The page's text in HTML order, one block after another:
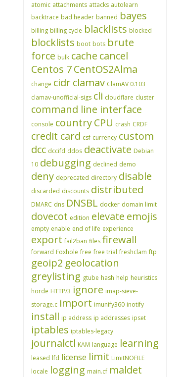
atomic attachments attacks autolearn
backtrace bad header banned bayes
billing billing cycle blacklists blocked
blocklists boot bots brute
force bulk cache cancel
Centos 7CentOS2Alma
change cidrclamav ClamAV 0.103
clamav-unofficial-sigs cli cloudflare cluster
command line interface
console countryCPU crash CRDF
credit card csf currency custom
dcc dccifd ddos deactivate Debian
10 debugging declined demo
deny deprecated directory disable
discarded discounts distributed
DMARC dns DNSBL docker domain limit
dovecot edition elevate emojis
empty enable end of life experience
export fail2ban files firewall
forward Foxhole free free trial freshclam ftp
geoip2 geolocation
greylisting gtube hash help heuristics
horde HTTP/3 ignore imap-sieve-
storage.c import imunify360 inotify
install ip address ip addresses ipset
iptables iptables-legacy
journalctl KAM language learning
leased lfd license limit LimitNOFILE
locale logging main.cf maldet